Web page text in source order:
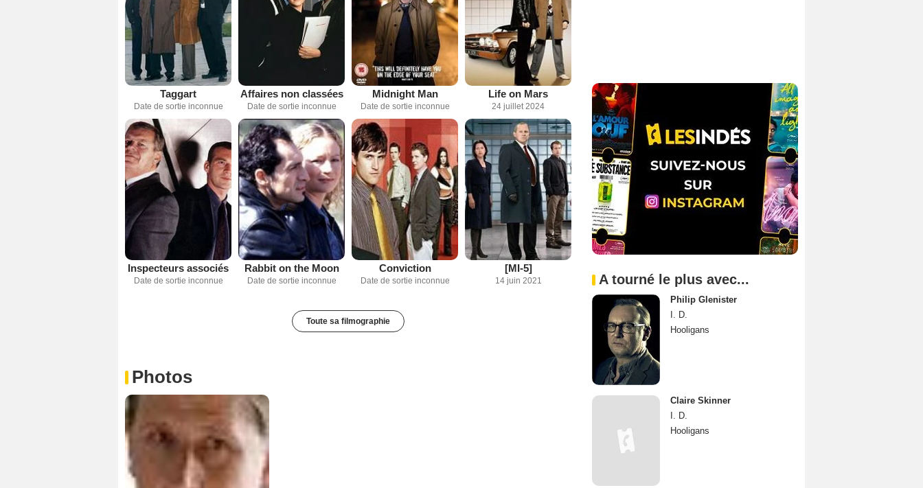
Taggart
Date de sortie inconnue
Affaires non classées
Date de sortie inconnue
Midnight Man
Date de sortie inconnue
Life on Mars
24 juillet 2024
Inspecteurs associés
Date de sortie inconnue
Rabbit on the Moon
Date de sortie inconnue
Conviction
Date de sortie inconnue
[MI-5]
14 juin 2021
Toute sa filmographie
Photos
A tourné le plus avec...
Philip Glenister
I. D.
Hooligans
Claire Skinner
I. D.
Hooligans